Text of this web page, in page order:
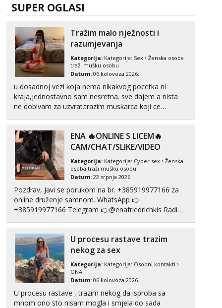
Obavijesti me kada se oslobodi
Lili
Čekam tvoj poziv!
Tel: 064/677-677- Kod: #128
tel:0,93€ - mob:1,12€ min
Martina
tel:0,93€ - mob:1,12€ min
Ivančica
Čekam tvoj poziv!
Tel: 064/677-677- Kod: #108
tel:0,93€ - mob:1,12€ min
Anđela
Čekam tvoj poziv!
tel:0,93€ - mob:1,12€ min
Liliana
Razgovaram :)
Tel: 064/677-677- Kod: #69
tel:0,93€ - mob:1,12€ min
Obavijesti me kada se oslobodi
SUPER OGLASI
Tražim malo nježnosti i
razumjevanja
Kategorija: Kategorija: Sex
Ženska osoba
traži mušku osobu
Datum: 06.kolovoza 2026.
u dosadnoj vezi koja nema nikakvog pocetka ni
kraja,jednostavno sam nesretna. sve dajem a nista
ne dobivam za uzvrat.trazim muskarca koji ce
poljupce po tijelu koji me jako pale,obozavam kad
muskar...
ENA 🔥ONLINE S LICEM🔥
CAM/CHAT/SLIKE/VIDEO
Kategorija: Kategorija: Cyber sex
Ženska
osoba traži mušku osobu
Datum: 22.srpnja 2026.
Pozdrav, Javi se porukom na br. +385919977166 za
online druženje samnom. WhatsApp 👉
+385919977166 Telegram 👉@enafriedrichkis Radim
štikle, samostojeće itd. Nudim svakakva videa seksa,
puš...
U procesu rastave trazim
nekog za sex
Kategorija: Kategorija: Osobni kontakti
ONA
Datum: 06.kolovoza 2026.
U procesu rastave , trazim nekog da isproba sa
mnom ono sto nisam mogla i smjela do sada